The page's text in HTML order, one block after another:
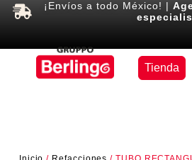
¡Envíos a todo México! |
Tienda